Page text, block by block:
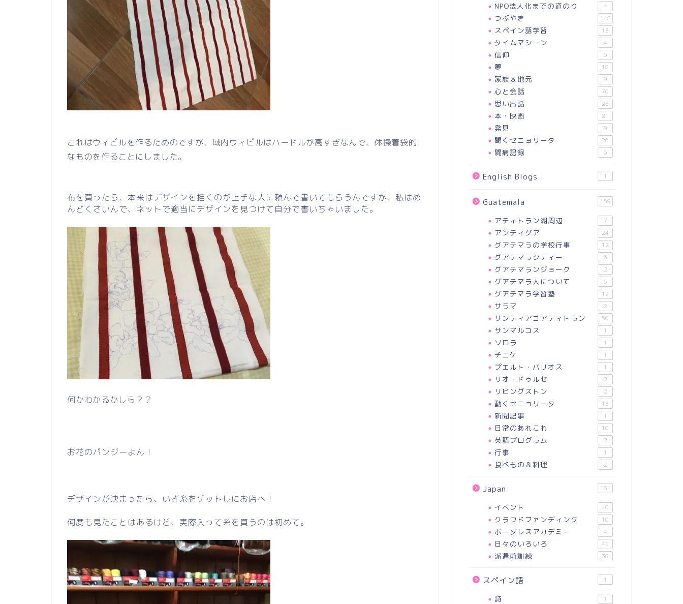
これはウィピルを作るためのですが、域内ウィピルはハードルが高すぎなんで、体操着袋的
なものを作ることにしました。
布を買ったら、本来はデザインを描くのが上手な人に頼んで書いてもらうんですが、私はめ
んどくさいんで、ネットで適当にデザインを見つけて自分で書いちゃいました。
何かわかるかしら？？
お花のパンジーよん！
デザインが決まったら、いざ糸をゲットしにお店へ！
何度も見たことはあるけど、実際入って糸を買うのは初めて。
NPO法人化までの道のり 4
つぶやき 148
スペイン語学習 13
タイムマシーン 4
信仰 6
夢 18
家族＆地元 9
心と会話 70
思い出話 23
本・映画 21
発見 9
聞くセニョリータ 26
闘病記録 6
English Blogs 1
Guatemala 159
アティトラン湖周辺 7
アンティグア 24
グアテマラの学校行事 12
グアテマラシティー 6
グアテマランジョーク 2
グアテマラ人について 6
グアテマラ学習塾 12
サラマ 2
サンティアゴアティトラン 50
サンマルコス 1
ソロラ 1
チニケ 1
プエルト・バリオス 1
リオ・ドゥルセ 2
リビングストン 2
動くセニョリータ 13
新聞記事 1
日常のあれこれ 10
英語プログラム 2
行事 1
食べもの＆料理 2
Japan 131
イベント 40
クラウドファンディング 10
ボーダレスアカデミー 4
日々のいろいろ 42
派遣前訓練 38
スペイン語 1
詩 1